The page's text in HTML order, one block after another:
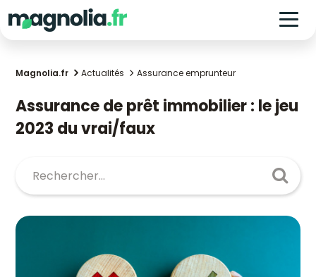
Magnolia.fr Actualités Assurance emprunteur
Assurance de prêt immobilier : le jeu
2023 du vrai/faux